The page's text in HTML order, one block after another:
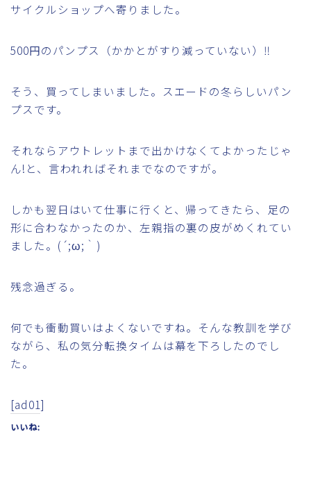
サイクルショップへ寄りました。
500円のパンプス（かかとがすり減っていない）‼
そう、買ってしまいました。スエードの冬らしいパン
プスです。
それならアウトレットまで出かけなくてよかったじゃ
ん!と、言われればそれまでなのですが。
しかも翌日はいて仕事に行くと、帰ってきたら、足の
形に合わなかったのか、左親指の裏の皮がめくれてい
ました。(´;ω;｀)
残念過ぎる。
何でも衝動買いはよくないですね。そんな教訓を学び
ながら、私の気分転換タイムは幕を下ろしたのでし
た。
[ad01]
いいね: